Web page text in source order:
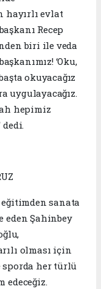
hayırlı evlat
Recep
biri ile veda
‘Oku,
okuyacağız
uygulayacağız.
hepimiz
dedi.
sanata
eden Şahinbey
olması için
sporda her türlü
edeceğiz.